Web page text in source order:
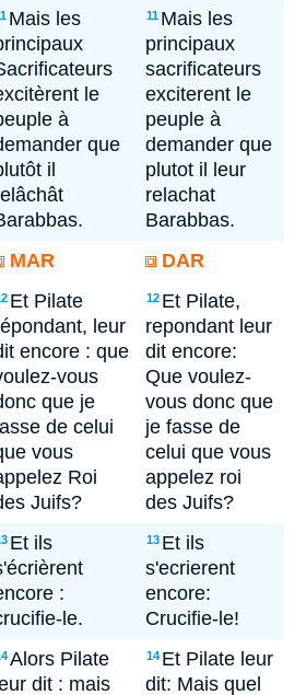
Mais les
le
à
que
il
11 Mais les
principaux
sacrificateurs
exciterent le
peuple à
demander que
plutot il leur
relachat
Barabbas.
MAR DAR
Et Pilate
leur
encore : que
vous
que je
de celui
vous
Roi
Juifs?
12 Et Pilate,
repondant leur
dit encore:
Que voulez-
vous donc que
je fasse de
celui que vous
appelez roi
des Juifs?
Et ils
:
le.
13 Et ils
s'ecrierent
encore:
Crucifie-le!
Alors Pilate
dit : mais
14 Et Pilate leur
dit: Mais quel